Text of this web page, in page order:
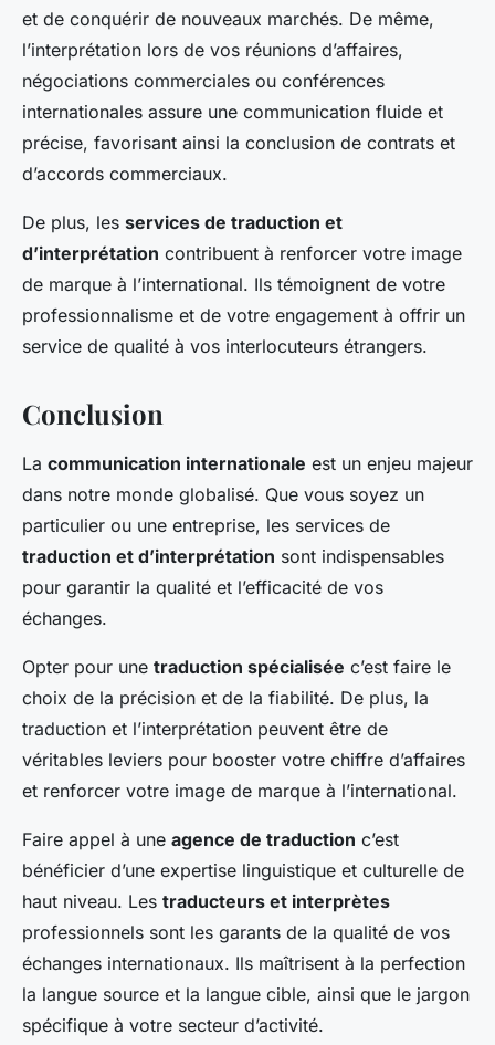
et de conquérir de nouveaux marchés. De même,
l’interprétation lors de vos réunions d’affaires,
négociations commerciales ou conférences
internationales assure une communication fluide et
précise, favorisant ainsi la conclusion de contrats et
d’accords commerciaux.
De plus, les services de traduction et
d’interprétation contribuent à renforcer votre image
de marque à l’international. Ils témoignent de votre
professionnalisme et de votre engagement à offrir un
service de qualité à vos interlocuteurs étrangers.
Conclusion
La communication internationale est un enjeu majeur
dans notre monde globalisé. Que vous soyez un
particulier ou une entreprise, les services de
traduction et d’interprétation sont indispensables
pour garantir la qualité et l’efficacité de vos
échanges.
Opter pour une traduction spécialisée c’est faire le
choix de la précision et de la fiabilité. De plus, la
traduction et l’interprétation peuvent être de
véritables leviers pour booster votre chiffre d’affaires
et renforcer votre image de marque à l’international.
Faire appel à une agence de traduction c’est
bénéficier d’une expertise linguistique et culturelle de
haut niveau. Les traducteurs et interprètes
professionnels sont les garants de la qualité de vos
échanges internationaux. Ils maîtrisent à la perfection
la langue source et la langue cible, ainsi que le jargon
spécifique à votre secteur d’activité.